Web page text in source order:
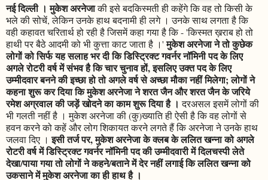
नई दिल्ली । मुकेश अरनेजाकी इसे बदकिस्मती ही कहेंगे कि वह तो किसी के
भले की सोचें, लेकिन उनके हाथ बदनामी ही लगे । उनके साथ लगता है कि
वही कहावत चरितार्थ हो रही है जिसमें कहा गया है कि - 'किस्मत ख़राब हो तो
हाथी पर बैठे आदमी को भी कुत्ता काट जाता है ।'मुकेश अरनेजा ने तो कुछेक
लोगों को सिर्फ यह सलाह भर दी कि डिस्ट्रिक्ट गवर्नर नॉमिनी पद के लिए
अगले रोटरी वर्ष में संभव है कि चार चुनाव हों, इसलिए उक्त पद के लिए
उम्मीदवार बनने की इच्छा हो तो अगले वर्ष से अच्छा मौका नहीं मिलेगा; लोगों ने
कहना शुरू कर दिया कि मुकेश अरनेजा ने शरत जैन और शरत जैन के जरिये
रमेश अग्रवाल की जड़ें खोदने का काम शुरू दिया है । दरअसल इसमें लोगों की
भी गलती नहीं है । मुकेश अरनेजा की (कु)ख्याति ही ऐसी है कि वह लोगों से
हवन करने को कहें और लोग शिकायत करने लगते हैं कि अरनेजा ने उनके हाथ
जलवा दिए ।इसी तर्ज पर, मुकेश अरनेजा के क्लब के ललित खन्ना को अगले
रोटरी वर्ष में डिस्ट्रिक्ट गवर्नर नॉमिनी पद की उम्मीदवारी में दिलचस्पी लेते
देखा/पाया गया तो लोगों ने कहने/बताने में देर नहीं लगाई कि ललित खन्ना को
उकसाने में मुकेश अरनेजा का ही हाथ है ।